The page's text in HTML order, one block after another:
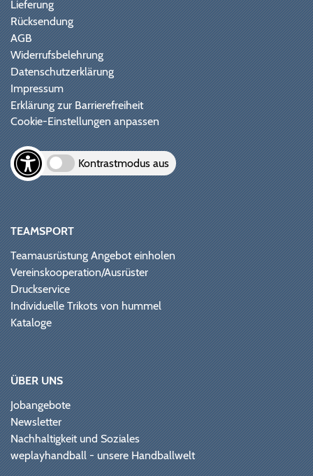
Lieferung
Rücksendung
AGB
Widerrufsbelehrung
Datenschutzerklärung
Impressum
Erklärung zur Barrierefreiheit
Cookie-Einstellungen anpassen
Kontrastmodus aus
TEAMSPORT
Teamausrüstung Angebot einholen
Vereinskooperation/Ausrüster
Druckservice
Individuelle Trikots von hummel
Kataloge
ÜBER UNS
Jobangebote
Newsletter
Nachhaltigkeit und Soziales
weplayhandball - unsere Handballwelt